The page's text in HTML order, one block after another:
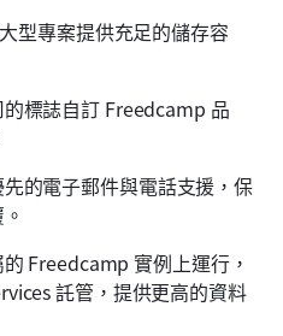
大型專案提供充足的儲存容
標誌自訂 Freedcamp 品
的電子郵件與電話支援，保
的 Freedcamp 實例上運行，
託管，提供更高的資料